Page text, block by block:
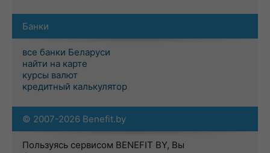
Банки
все банки Беларуси
найти на карте
курсы валют
кредитный калькулятор
© 2007-2026 Benefit.by
Пользуясь сервисом BENEFIT BY, Вы